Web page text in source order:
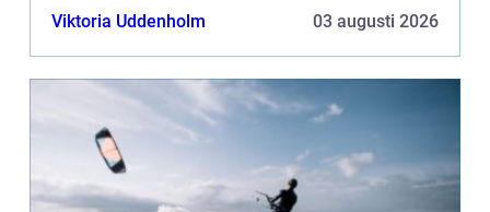
en gasspis erbjuder, kan behovet av service inte
Viktoria Uddenholm 03 augusti 2026